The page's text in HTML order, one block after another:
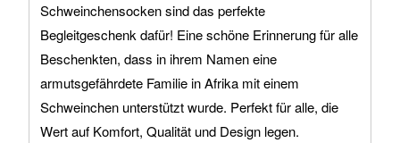
Schweinchensocken sind das perfekte
Begleitgeschenk dafür! Eine schöne Erinnerung für alle
Beschenkten, dass in ihrem Namen eine
armutsgefährdete Familie in Afrika mit einem
Schweinchen unterstützt wurde. Perfekt für alle, die
Wert auf Komfort, Qualität und Design legen.